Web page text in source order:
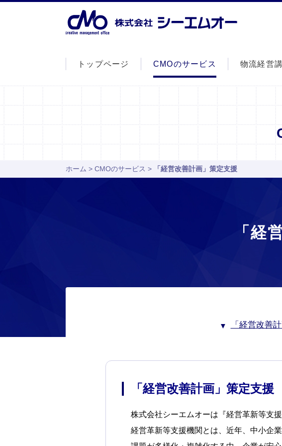
トップページ CMOのサービス 物流経営
ホーム > CMOのサービス > 「経営改善計画」策定支援
「経
「経営改善
「経営改善計画」策定支援
株式会社シーエムオーは『経営革新等支援
経営革新等支援機関とは、近年、中小企